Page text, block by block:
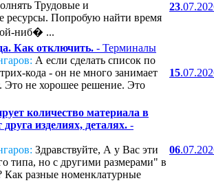
Трудовые и
ресурсы. Попробую найти время
ниб� ...
23
Как отключить. - Терминалы
А если сделать список по
кода - он не много занимает
Это не хорошее решение. Это
15
количество материала в
изделиях, деталях. -
Здравствуйте, А у Вас эти
типа, но с другими размерами" в
Как разные номенклатурные
06